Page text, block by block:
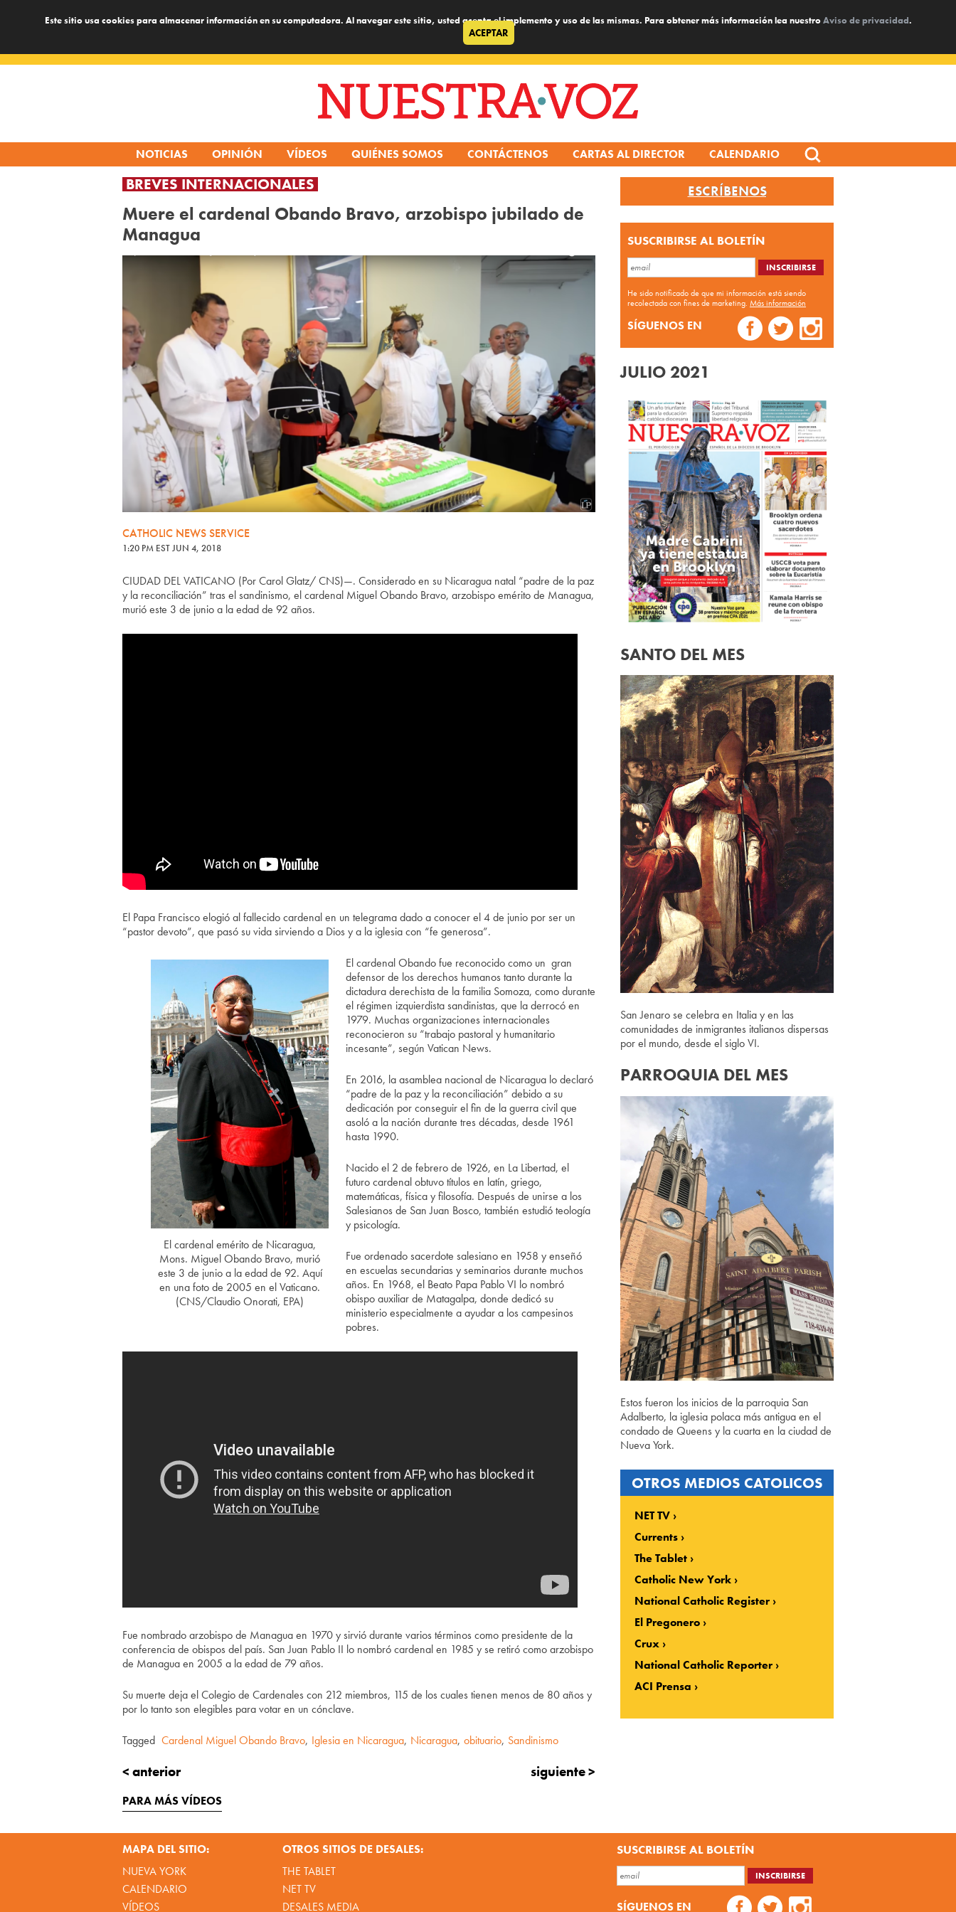
Este sitio usa cookies para almacenar información en su computadora. Al navegar este sitio, usted acepta el implemento y uso de las mismas. Para obtener más información lea nuestroAviso de privacidad.
ACEPTAR
NOTICIAS OPINIÓN VÍDEOS QUIÉNES SOMOS CONTÁCTENOS CARTAS AL DIRECTOR CALENDARIO
Search
for:
BREVES INTERNACIONALES
Muere el cardenal Obando Bravo, arzobispo jubilado de
Managua
CATHOLIC NEWS SERVICE
1:20 PM EST JUN 4, 2018
CIUDAD DEL VATICANO (Por Carol Glatz/ CNS)—. Considerado en su Nicaragua natal “padre de la paz
y la reconciliación” tras el sandinismo, el cardenal Miguel Obando Bravo, arzobispo emérito de Managua,
murió este 3 de junio a la edad de 92 años.
El Papa Francisco elogió al fallecido cardenal en un telegrama dado a conocer el 4 de junio por ser un
“pastor devoto”, que pasó su vida sirviendo a Dios y a la iglesia con “fe generosa”.
El cardenal emérito de Nicaragua,
Mons. Miguel Obando Bravo, murió
este 3 de junio a la edad de 92. Aquí
en una foto de 2005 en el Vaticano.
(CNS/Claudio Onorati, EPA)
El cardenal Obando fue reconocido como un gran
defensor de los derechos humanos tanto durante la
dictadura derechista de la familia Somoza, como durante
el régimen izquierdista sandinistas, que la derrocó en
1979. Muchas organizaciones internacionales
reconocieron su “trabajo pastoral y humanitario
incesante”, según Vatican News.
En 2016, la asamblea nacional de Nicaragua lo declaró
“padre de la paz y la reconciliación” debido a su
dedicación por conseguir el fin de la guerra civil que
asoló a la nación durante tres décadas, desde 1961
hasta 1990.
Nacido el 2 de febrero de 1926, en La Libertad, el
futuro cardenal obtuvo títulos en latín, griego,
matemáticas, física y filosofía. Después de unirse a los
Salesianos de San Juan Bosco, también estudió teología
y psicología.
Fue ordenado sacerdote salesiano en 1958 y enseñó
en escuelas secundarias y seminarios durante muchos
años. En 1968, el Beato Papa Pablo VI lo nombró
obispo auxiliar de Matagalpa, donde dedicó su
ministerio especialmente a ayudar a los campesinos
pobres.
Fue nombrado arzobispo de Managua en 1970 y sirvió durante varios términos como presidente de la
conferencia de obispos del país. San Juan Pablo II lo nombró cardenal en 1985 y se retiró como arzobispo
de Managua en 2005 a la edad de 79 años.
Su muerte deja el Colegio de Cardenales con 212 miembros, 115 de los cuales tienen menos de 80 años y
por lo tanto son elegibles para votar en un cónclave.
Tagged Cardenal Miguel Obando Bravo, Iglesia en Nicaragua, Nicaragua, obituario, Sandinismo
< anterior siguiente >
PARA MÁS VÍDEOS
ESCRÍBENOS
SUSCRIBIRSE AL BOLETÍN
He sido notificado de que mi información está siendo
recolectada con fines de marketing. Más información
SÍGUENOS EN
JULIO 2021
SANTO DEL MES
San Jenaro se celebra en Italia y en las
comunidades de inmigrantes italianos dispersas
por el mundo, desde el siglo VI.
PARROQUIA DEL MES
Estos fueron los inicios de la parroquia San
Adalberto, la iglesia polaca más antigua en el
condado de Queens y la cuarta en la ciudad de
Nueva York.
OTROS MEDIOS CATOLICOS
NET TV
Currents
The Tablet
Catholic New York
National Catholic Register
El Pregonero
Crux
National Catholic Reporter
ACI Prensa
MAPA DEL SITIO:
NUEVA YORK
CALENDARIO
VÍDEOS
OTROS SITIOS DE DESALES:
THE TABLET
NET TV
DESALES MEDIA
SUSCRIBIRSE AL BOLETÍN
SÍGUENOS EN